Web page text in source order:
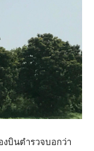
บินตำรวจบอกว่า